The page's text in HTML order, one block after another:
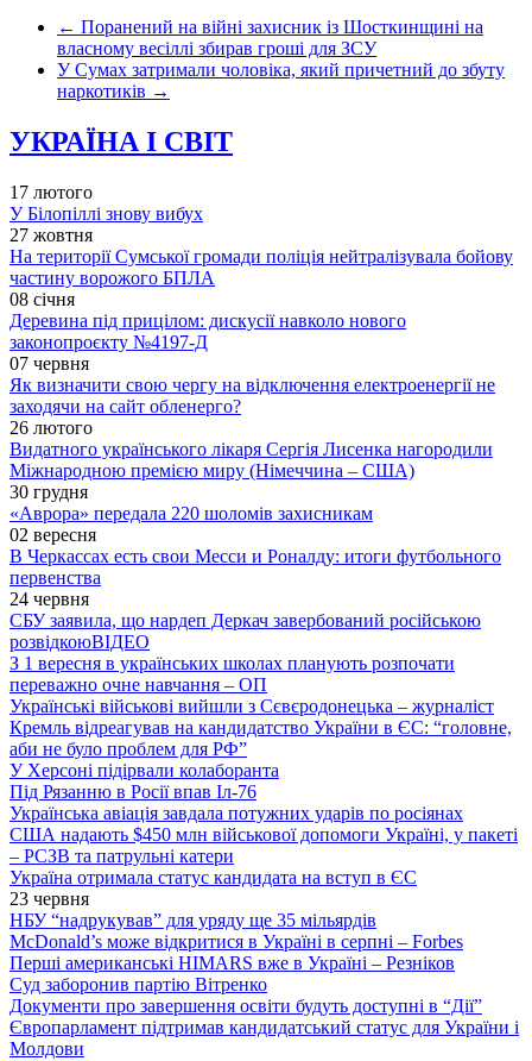
← Поранений на війні захисник із Шосткинщині на
власному весіллі збирав гроші для ЗСУ
У Сумах затримали чоловіка, який причетний до збуту
наркотиків →
УКРАЇНА І СВІТ
17 лютого
У Білопіллі знову вибух
27 жовтня
На території Сумської громади поліція нейтралізувала бойову
частину ворожого БПЛА
08 січня
Деревина під прицілом: дискусії навколо нового
законопроєкту №4197-Д
07 червня
Як визначити свою чергу на відключення електроенергії не
заходячи на сайт обленерго?
26 лютого
Видатного українського лікаря Сергія Лисенка нагородили
Міжнародною премією миру (Німеччина – США)
30 грудня
«Аврора» передала 220 шоломів захисникам
02 вересня
В Черкассах есть свои Месси и Роналду: итоги футбольного
первенства
24 червня
СБУ заявила, що нардеп Деркач завербований російською
розвідкоюВІДЕО
З 1 вересня в українських школах планують розпочати
переважно очне навчання – ОП
Українські військові вийшли з Сєвєродонецька – журналіст
Кремль відреагував на кандидатство України в ЄС: “головне,
аби не було проблем для РФ”
У Херсоні підірвали колаборанта
Під Рязанню в Росії впав Іл-76
Українська авіація завдала потужних ударів по росіянах
США надають $450 млн військової допомоги Україні, у пакеті
– РСЗВ та патрульні катери
Україна отримала статус кандидата на вступ в ЄС
23 червня
НБУ “надрукував” для уряду ще 35 мільярдів
McDonald’s може відкритися в Україні в серпні – Forbes
Перші американські HIMARS вже в Україні – Резніков
Суд заборонив партію Вітренко
Документи про завершення освіти будуть доступні в “Дії”
Європарламент підтримав кандидатський статус для України і
Молдови